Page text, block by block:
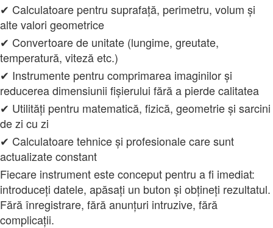
✔ Calculatoare pentru suprafață, perimetru, volum și
alte valori geometrice
✔ Convertoare de unitate (lungime, greutate,
temperatură, viteză etc.)
✔ Instrumente pentru comprimarea imaginilor și
reducerea dimensiunii fișierului fără a pierde calitatea
✔ Utilități pentru matematică, fizică, geometrie și sarcini
de zi cu zi
✔ Calculatoare tehnice și profesionale care sunt
actualizate constant
Fiecare instrument este conceput pentru a fi imediat:
introduceți datele, apăsați un buton și obțineți rezultatul.
Fără înregistrare, fără anunțuri intruzive, fără
complicații.